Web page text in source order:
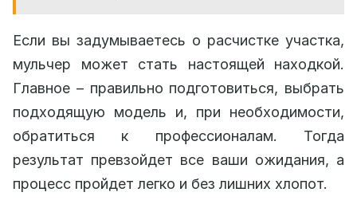
Если вы задумываетесь о расчистке участка,
мульчер может стать настоящей находкой.
Главное – правильно подготовиться, выбрать
подходящую модель и, при необходимости,
обратиться к профессионалам. Тогда
результат превзойдет все ваши ожидания, а
процесс пройдет легко и без лишних хлопот.